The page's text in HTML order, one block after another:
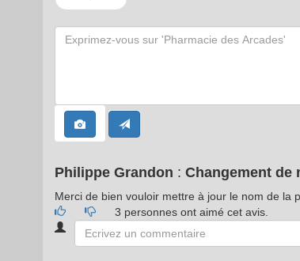
Philippe Grandon : Changement de
Merci de bien vouloir mettre à jour le nom de la
3 personnes ont aimé cet avis.